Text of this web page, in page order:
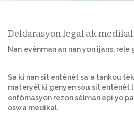
Deklarasyon legal ak medikal
Nan evènman an nan yon ijans, rele
Sa ki nan sit entènèt sa a tankou
materyèl ki genyen sou sit entènèt
enfòmasyon rezon sèlman epi yo
oswa medikal.